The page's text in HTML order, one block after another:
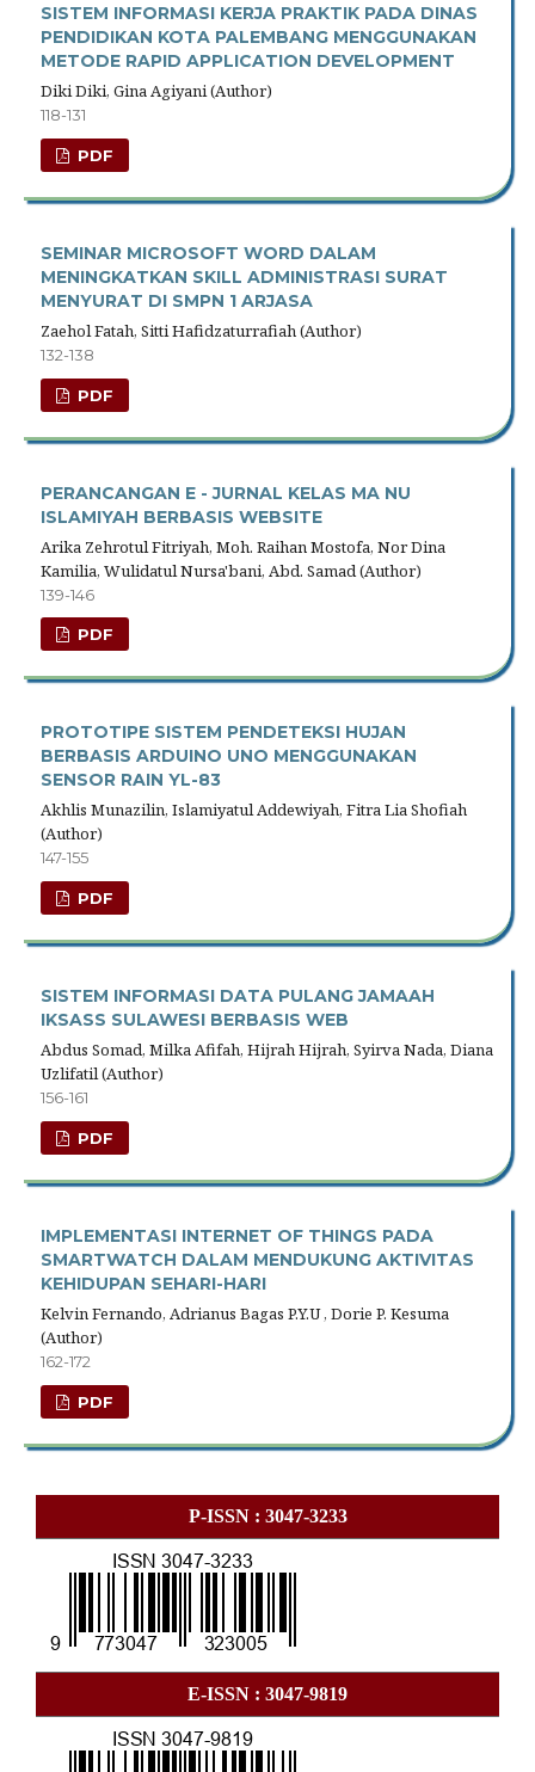
SISTEM INFORMASI KERJA PRAKTIK PADA DINAS
PENDIDIKAN KOTA PALEMBANG MENGGUNAKAN
METODE RAPID APPLICATION DEVELOPMENT
Diki Diki, Gina Agiyani (Author)
118-131
PDF
SEMINAR MICROSOFT WORD DALAM
MENINGKATKAN SKILL ADMINISTRASI SURAT
MENYURAT DI SMPN 1 ARJASA
Zaehol Fatah, Sitti Hafidzaturrafiah (Author)
132-138
PDF
PERANCANGAN E - JURNAL KELAS MA NU
ISLAMIYAH BERBASIS WEBSITE
Arika Zehrotul Fitriyah, Moh. Raihan Mostofa, Nor Dina
Kamilia, Wulidatul Nursa'bani, Abd. Samad (Author)
139-146
PDF
PROTOTIPE SISTEM PENDETEKSI HUJAN
BERBASIS ARDUINO UNO MENGGUNAKAN
SENSOR RAIN YL-83
Akhlis Munazilin, Islamiyatul Addewiyah, Fitra Lia Shofiah
(Author)
147-155
PDF
SISTEM INFORMASI DATA PULANG JAMAAH
IKSASS SULAWESI BERBASIS WEB
Abdus Somad, Milka Afifah, Hijrah Hijrah, Syirva Nada, Diana
Uzlifatil (Author)
156-161
PDF
IMPLEMENTASI INTERNET OF THINGS PADA
SMARTWATCH DALAM MENDUKUNG AKTIVITAS
KEHIDUPAN SEHARI-HARI
Kelvin Fernando, Adrianus Bagas P.Y.U , Dorie P. Kesuma
(Author)
162-172
PDF
P-ISSN : 3047-3233
E-ISSN : 3047-9819